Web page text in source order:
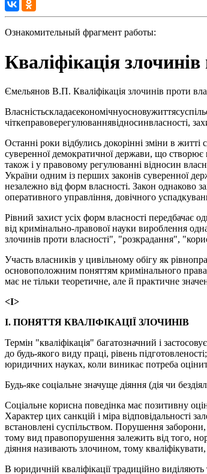
Ознакомительный фрагмент работы:
Кваліфікація
Ємельянов В.П. Кваліфікація злочинів проти
чіткеправоверегулюваннявідносинвласності,
Останні роки відбулись докорінні зміни в
суверенної демократичної держави, що створює
також і у правовому регулюванні відносин
України одним із перших законів суверенної
незалежно від форм власності. Закон однаково
оперативного управління, довічного
Рівний захист усіх форм власності передбачає
від кримінально-лравової науки вироблення
злочинів проти власності", "розкрадання",
Участь власників у цивільному обігу як
основоположним поняттям кримінального
має не тільки теоретичне, але й практичне
<І>
І. ПОНЯТТЯ КВАЛІФІКАЦІЇ ЗЛОЧИНІВ
Термін "кваліфікація" багатозначний і
до будь-якого виду праці, рівень
юридичних науках, коли виникає потреба
Будь-яке соціальне значуще діяння (дія чи
Соціальне корисна поведінка має позитивну
Характер цих санкцій і міра відповідальності
встановлені суспільством. Порушення
тому вид правопорушення залежить від того,
діяння називають злочином, тому
В юридичній кваліфікації традиційно